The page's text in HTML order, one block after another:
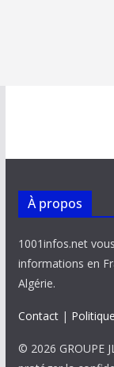
À propos
1001infos.net
informations en
Algérie.
Contact|
© 2026 GROUPE